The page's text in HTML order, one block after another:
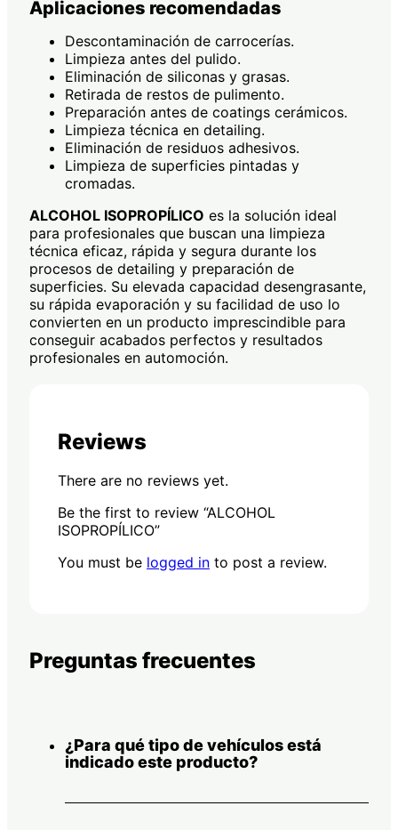
Aplicaciones recomendadas
Descontaminación de carrocerías.
Limpieza antes del pulido.
Eliminación de siliconas y grasas.
Retirada de restos de pulimento.
Preparación antes de coatings cerámicos.
Limpieza técnica en detailing.
Eliminación de residuos adhesivos.
Limpieza de superficies pintadas y
cromadas.
ALCOHOL ISOPROPÍLICO es la solución ideal
para profesionales que buscan una limpieza
técnica eficaz, rápida y segura durante los
procesos de detailing y preparación de
superficies. Su elevada capacidad desengrasante,
su rápida evaporación y su facilidad de uso lo
convierten en un producto imprescindible para
conseguir acabados perfectos y resultados
profesionales en automoción.
Reviews
There are no reviews yet.
Be the first to review “ALCOHOL
ISOPROPÍLICO”
You must be logged in to post a review.
Preguntas frecuentes
¿Para qué tipo de vehículos está
indicado este producto?